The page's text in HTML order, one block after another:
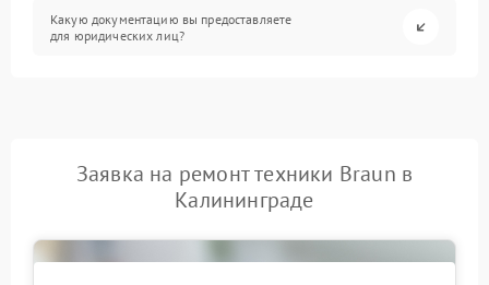
Какую документацию вы предоставляете
для юридических лиц?
Заявка на ремонт техники Braun в
Калининграде